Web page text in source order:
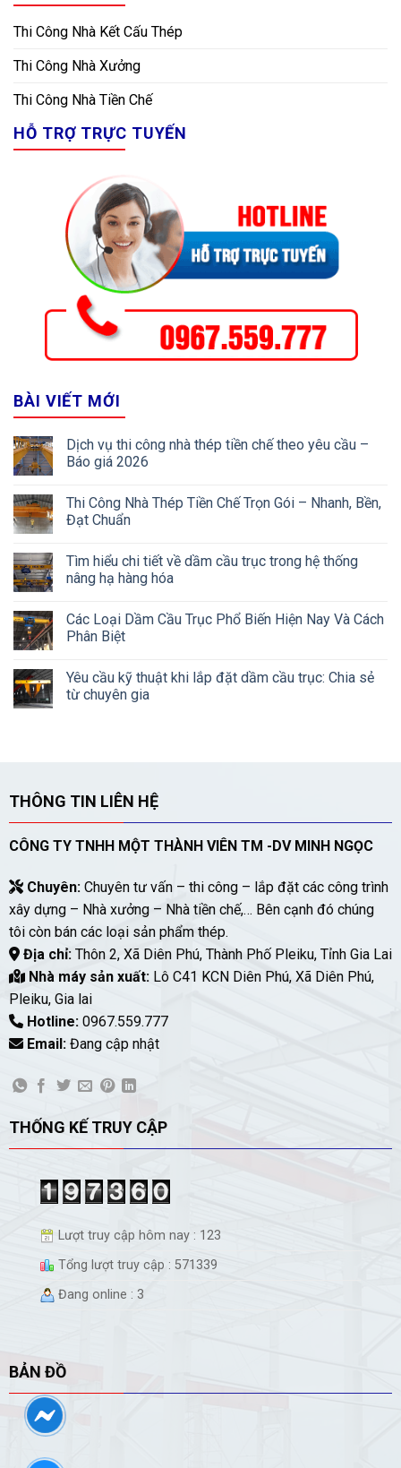
Thi Công Nhà Kết Cấu Thép
Thi Công Nhà Xưởng
Thi Công Nhà Tiền Chế
HỖ TRỢ TRỰC TUYẾN
BÀI VIẾT MỚI
Dịch vụ thi công nhà thép tiền chế theo yêu cầu –
Báo giá 2026
Thi Công Nhà Thép Tiền Chế Trọn Gói – Nhanh, Bền,
Đạt Chuẩn
Tìm hiểu chi tiết về dầm cầu trục trong hệ thống
nâng hạ hàng hóa
Các Loại Dầm Cầu Trục Phổ Biến Hiện Nay Và Cách
Phân Biệt
Yêu cầu kỹ thuật khi lắp đặt dầm cầu trục: Chia sẻ
từ chuyên gia
THÔNG TIN LIÊN HỆ
CÔNG TY TNHH MỘT THÀNH VIÊN TM -DV MINH NGỌC
Chuyên:Chuyên tư vấn – thi công – lắp đặt các công trình
xây dựng – Nhà xưởng – Nhà tiền chế,… Bên cạnh đó chúng
tôi còn bán các loại sản phẩm thép.
Địa chỉ:Thôn 2, Xã Diên Phú, Thành Phố Pleiku, Tỉnh Gia Lai
Nhà máy sản xuất:Lô C41 KCN Diên Phú, Xã Diên Phú,
Pleiku, Gia lai
Hotline:0967.559.777
Email:Đang cập nhật
THỐNG KẾ TRUY CẬP
Lượt truy cập hôm nay : 123
Tổng lượt truy cập : 571339
Đang online : 3
BẢN ĐỒ